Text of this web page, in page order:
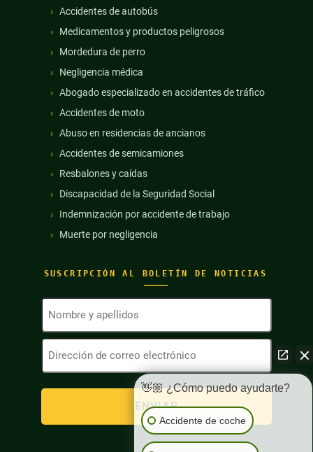
SUSCRIPCIÓN AL BOLETÍN DE NOTICIAS
Nombre
apellidos
Dirección
de
correo
electrónico
(Obligatorio)
Accidentes de autobús
Medicamentos y productos peligrosos
Mordedura de perro
Negligencia médica
Abogado especializado en accidentes de tráfico
Accidentes de moto
Abuso en residencias de ancianos
Accidentes de semicamiones
Resbalones y caídas
Discapacidad de la Seguridad Social
Indemnización por accidente de trabajo
Muerte por negligencia
👋🏼 ¿Cómo puedo ayudarte?
Accidente de coche